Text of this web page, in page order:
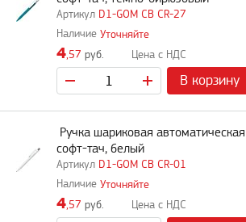
D1-GOM CB CR-27
Уточняйте
4,57 руб.
В корзину
D1-GOM CB CR-01
Ручка шариковая
софт-тач, белый
Уточняйте
4,57 руб.